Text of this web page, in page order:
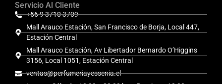
Servicio Al Cliente
+56 9 3710 3709
Mall Arauco Estación, San Francisco de Borja, Local 447,
Estación Central
Mall Arauco Estación, Av Libertador Bernardo O’Higgins
3156, Local 1051, Estación Central
ventas@perfumeriayessenia.cl